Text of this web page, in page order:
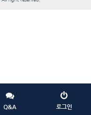
Q&A 로그인